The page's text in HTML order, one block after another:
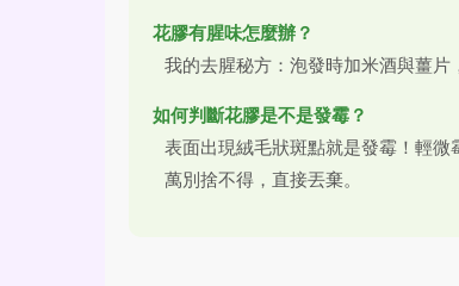
花膠有腥味怎麼辦？
我的去腥秘方：泡發時加米酒與薑片
如何判斷花膠是不是發霉？
表面出現絨毛狀斑點就是發霉！輕
萬別捨不得，直接丟棄。